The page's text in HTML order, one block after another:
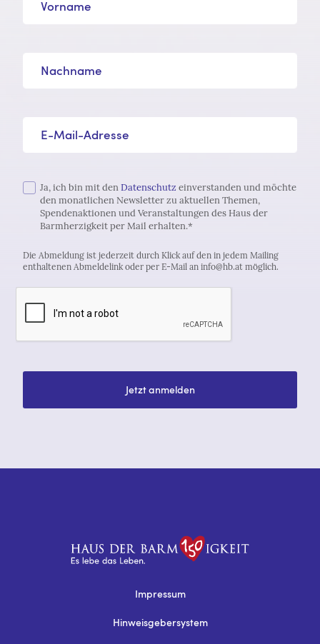
Ja, ich bin mit denDatenschutz einverstanden und möchte
den monatlichen Newsletter zu aktuellen Themen,
Spendenaktionen und Veranstaltungen des Haus der
Barmherzigkeit per Mail erhalten.*
Die Abmeldung ist jederzeit durch Klick auf den in jedem Mailing
enthaltenen Abmeldelink oder per E-Mail an info@hb.at möglich.
Jetzt anmelden
Impressum
Hinweisgebersystem